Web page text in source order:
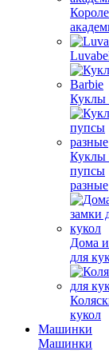
Куклы
Куклы
пупсы
разные
Дома
для
кукол
Машинки
Машинки